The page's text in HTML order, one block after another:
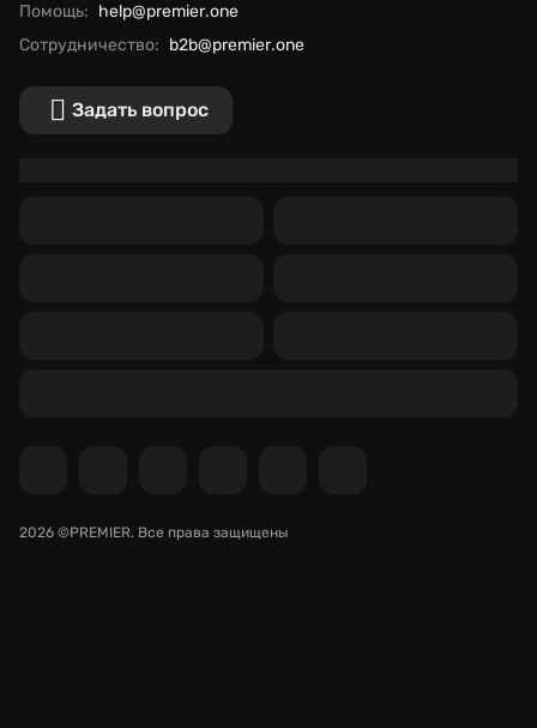
Помощь: help@premier.one
Сотрудничество: b2b@premier.one
Задать вопрос
2026 ©PREMIER. Все права защищены